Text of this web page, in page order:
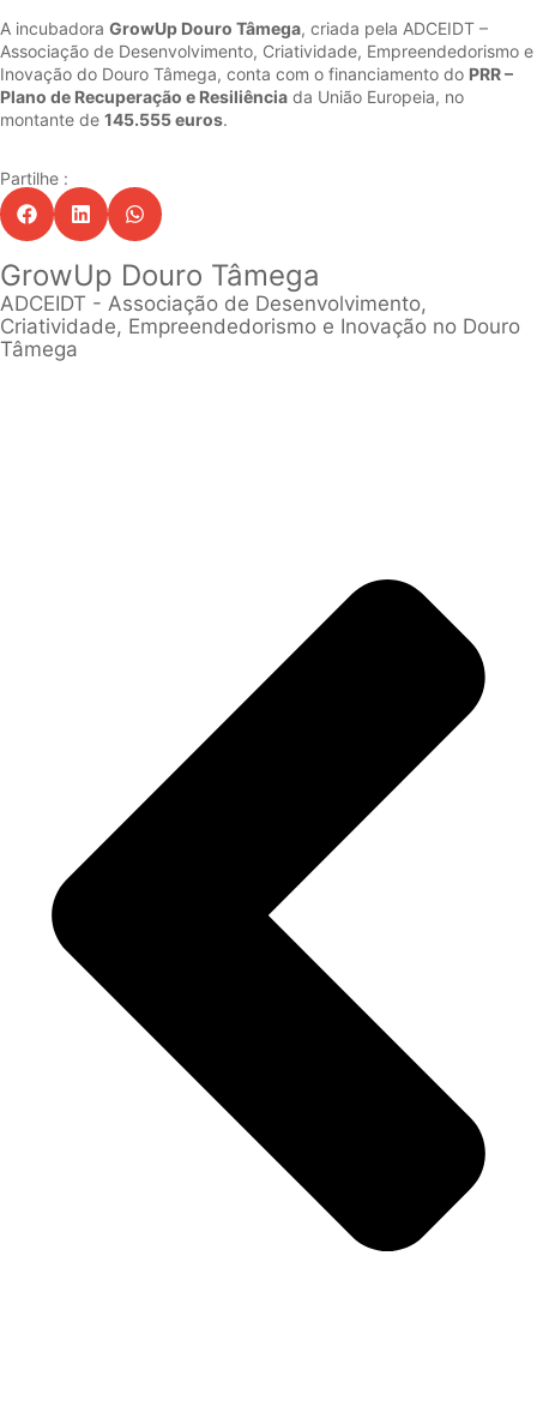
A incubadora GrowUp Douro Tâmega, criada pela ADCEIDT –
Associação de Desenvolvimento, Criatividade, Empreendedorismo e
Inovação do Douro Tâmega, conta com o financiamento do PRR –
Plano de Recuperação e Resiliência da União Europeia, no
montante de 145.555 euros.
Partilhe :
GrowUp Douro Tâmega
ADCEIDT - Associação de Desenvolvimento,
Criatividade, Empreendedorismo e Inovação no Douro
Tâmega